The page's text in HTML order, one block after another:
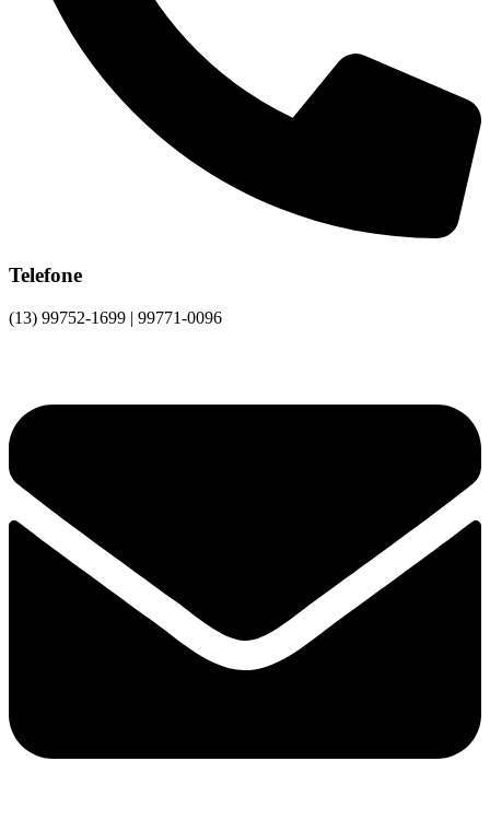
Telefone
(13) 99752-1699 | 99771-0096